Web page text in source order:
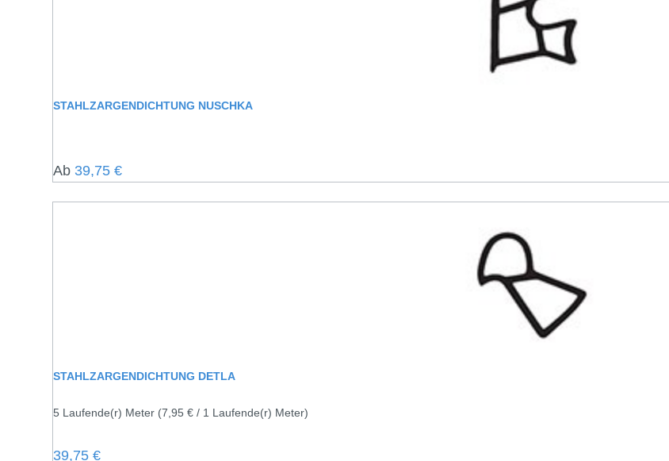
STAHLZARGENDICHTUNG NUSCHKA
Regulärer Preis:
Ab 39,75 €
STAHLZARGENDICHTUNG DETLA
5 Laufende(r) Meter (7,95 € / 1 Laufende(r) Meter)
Regulärer Preis:
39,75 €